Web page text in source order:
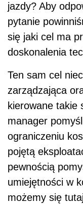
jazdy? Aby
pytanie
się jaki cel ma
doskonalenia
Ten sam cel
zarządzająca
kierowane takie
manager
ograniczeniu
pojętą
pewnością
umiejętności w
możemy się